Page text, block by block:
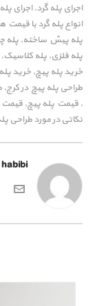
اجرای پله گرد, اجرای
انواع پله گرد با قیمت
پله پیش ساخته, پله
پله فلزی, پله کلاسیک,
خرید پله پیچ, خرید
طراحی پله پیچ در کرج,
, قیمت پله پیچ, قیمت
نکاتی در مورد طراحی
habibi